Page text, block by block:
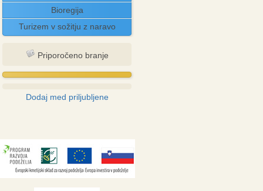
Bioregija
Turizem v sožitju z naravo
Priporočeno branje
Dodaj med priljubljene